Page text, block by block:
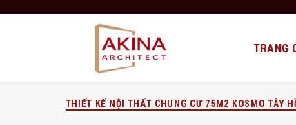
TRANG
THIẾT KẾ NỘI THẤT CHUNG CƯ 75M2 KOSMO TÂY